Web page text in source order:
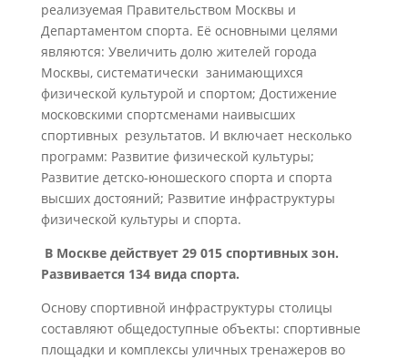
реализуемая Правительством Москвы и
Департаментом спорта. Её основными целями
являются: Увеличить долю жителей города
Москвы, систематически занимающихся
физической культурой и спортом; Достижение
московскими спортсменами наивысших
спортивных результатов. И включает несколько
программ: Развитие физической культуры;
Развитие детско-юношеского спорта и спорта
высших достояний; Развитие инфраструктуры
физической культуры и спорта.
В Москве действует 29 015 спортивных зон.
Развивается 134 вида спорта.
Основу спортивной инфраструктуры столицы
составляют общедоступные объекты: спортивные
площадки и комплексы уличных тренажеров во